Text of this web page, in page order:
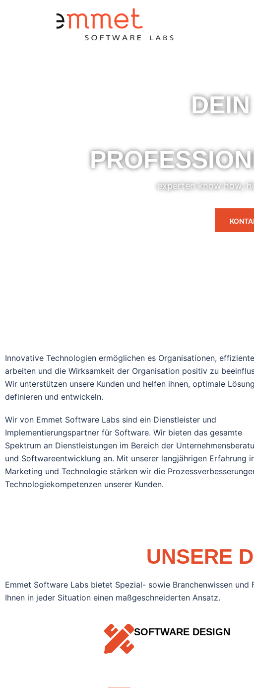
experten know how,
Innovative Technologien ermöglichen es Organisationen,
arbeiten und die Wirksamkeit der Organisation positiv zu
Wir unterstützen unsere Kunden und helfen ihnen, optimale
definieren und entwickeln.
Wir von Emmet Software Labs sind ein Dienstleister und
Implementierungspartner für Software. Wir bieten das gesamte
Spektrum an Dienstleistungen im Bereich der
und Softwareentwicklung an. Mit unserer langjährigen Erfahrung
Marketing und Technologie stärken wir die
Technologiekompetenzen unserer Kunden.
UNSERE
Emmet Software Labs bietet Spezial- sowie Branchenwissen
Ihnen in jeder Situation einen maßgeschneiderten Ansatz.
SOFTWARE DESIGN